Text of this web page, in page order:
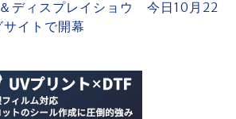
ディスプレイショウ 今日10月22
サイトで開幕